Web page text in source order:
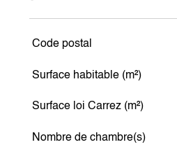
TRAD_SIROCCO_Caracteristique
Code postal
Surface habitable (m²)
Surface loi Carrez (m²)
Nombre de chambre(s)